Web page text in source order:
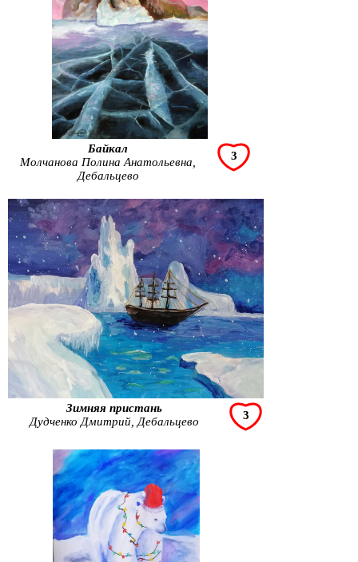
3
Байкал
Молчанова Полина Анатольевна,
Дебальцево
3
Зимняя пристань
Дудченко Дмитрий, Дебальцево